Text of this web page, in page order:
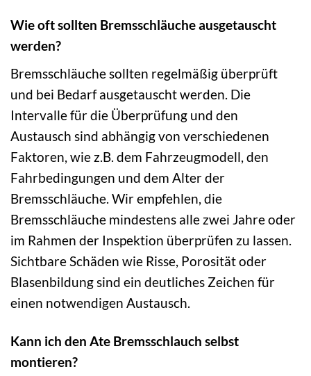
Wie oft sollten Bremsschläuche ausgetauscht
werden?
Bremsschläuche sollten regelmäßig überprüft
und bei Bedarf ausgetauscht werden. Die
Intervalle für die Überprüfung und den
Austausch sind abhängig von verschiedenen
Faktoren, wie z.B. dem Fahrzeugmodell, den
Fahrbedingungen und dem Alter der
Bremsschläuche. Wir empfehlen, die
Bremsschläuche mindestens alle zwei Jahre oder
im Rahmen der Inspektion überprüfen zu lassen.
Sichtbare Schäden wie Risse, Porosität oder
Blasenbildung sind ein deutliches Zeichen für
einen notwendigen Austausch.
Kann ich den Ate Bremsschlauch selbst
montieren?